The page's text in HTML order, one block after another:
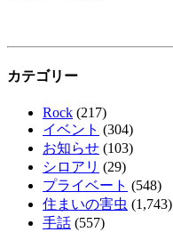
カテゴリー
Rock (217)
イベント (304)
お知らせ (103)
シロアリ (29)
プライベート (548)
住まいの害虫 (1,743)
手話 (557)